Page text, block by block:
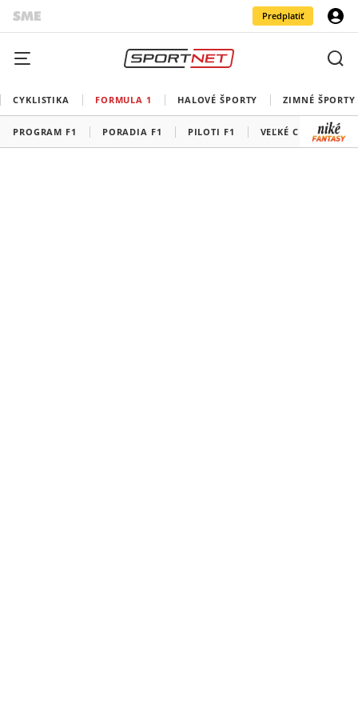
Predplatiť
CYKLISTIKA FORMULA 1 HALOVÉ ŠPORTY ZIMNÉ ŠPORTY
PROGRAM F1 PORADIA F1 PILOTI F1 VEĽKÉ CENY F1